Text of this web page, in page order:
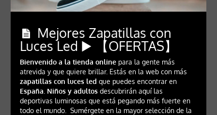
Mejores Zapatillas con
Luces Led ▶️ 【OFERTAS】
Bienvenido a la tienda onlinepara la gente más
atrevida y que quiere brillar. Estás en la web con más
zapatillas con luces led que puedes encontrar en
España Niños y adultosdescubrirán aquí las
deportivas luminosas que está pegando más fuerte en
todo el mundo. Sumérgete en la mayor selección de la